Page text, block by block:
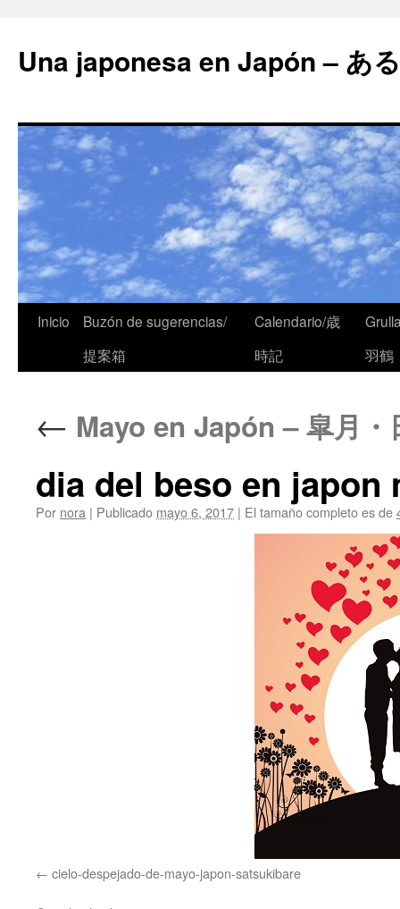
Una japonesa en Japón – あ
Inicio
Buzón de sugerencias/
提案箱
Calendario/歳
時記
羽鶴
← Mayo en Japón – 皐月・
dia del beso en japon
Por nora | Publicado mayo 6, 2017 | El tamaño completo es de
cielo-despejado-de-mayo-japon-satsukibare